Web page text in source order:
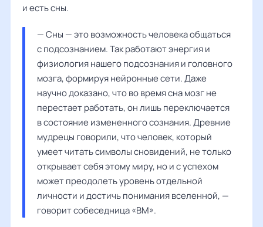
и есть сны.
— Сны — это возможность человека общаться
с подсознанием. Так работают энергия и
физиология нашего подсознания и головного
мозга, формируя нейронные сети. Даже
научно доказано, что во время сна мозг не
перестает работать, он лишь переключается
в состояние измененного сознания. Древние
мудрецы говорили, что человек, который
умеет читать символы сновидений, не только
открывает себя этому миру, но и с успехом
может преодолеть уровень отдельной
личности и достичь понимания вселенной, —
говорит собеседница «ВМ».